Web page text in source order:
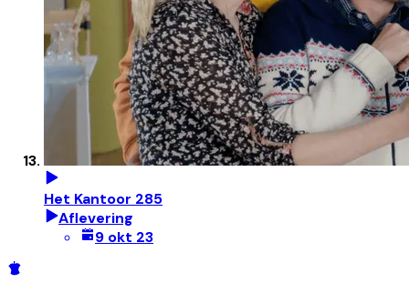
Het Kantoor 285
Aflevering
9 okt 23